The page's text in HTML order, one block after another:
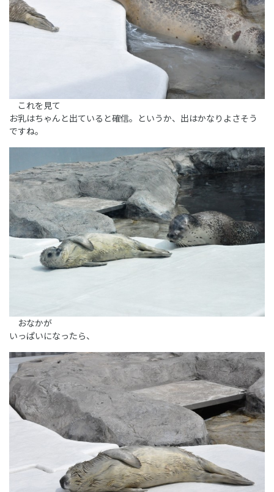
これを見て
お乳はちゃんと出ていると確信。というか、出はかなりよさそう
ですね。
おなかが
いっぱいになったら、